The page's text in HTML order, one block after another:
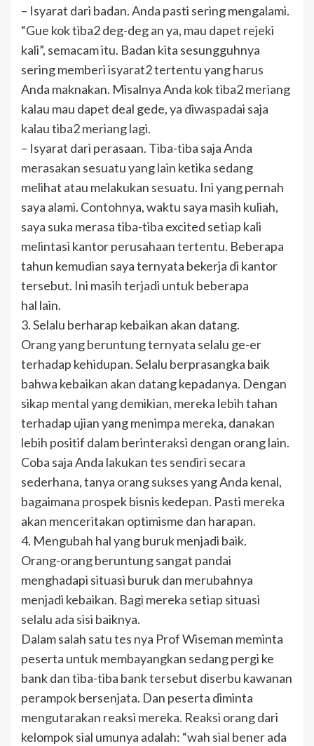
– Isyarat dari badan. Anda pasti sering mengalami.
“Gue kok tiba2 deg-deg an ya, mau dapet rejeki
kali”, semacam itu. Badan kita sesungguhnya
sering memberi isyarat2 tertentu yang harus
Anda maknakan. Misalnya Anda kok tiba2 meriang
kalau mau dapet deal gede, ya diwaspadai saja
kalau tiba2 meriang lagi.
– Isyarat dari perasaan. Tiba-tiba saja Anda
merasakan sesuatu yang lain ketika sedang
melihat atau melakukan sesuatu. Ini yang pernah
saya alami. Contohnya, waktu saya masih kuliah,
saya suka merasa tiba-tiba excited setiap kali
melintasi kantor perusahaan tertentu. Beberapa
tahun kemudian saya ternyata bekerja di kantor
tersebut. Ini masih terjadi untuk beberapa
hal lain.
3. Selalu berharap kebaikan akan datang.
Orang yang beruntung ternyata selalu ge-er
terhadap kehidupan. Selalu berprasangka baik
bahwa kebaikan akan datang kepadanya. Dengan
sikap mental yang demikian, mereka lebih tahan
terhadap ujian yang menimpa mereka, danakan
lebih positif dalam berinteraksi dengan orang lain.
Coba saja Anda lakukan tes sendiri secara
sederhana, tanya orang sukses yang Anda kenal,
bagaimana prospek bisnis kedepan. Pasti mereka
akan menceritakan optimisme dan harapan.
4. Mengubah hal yang buruk menjadi baik.
Orang-orang beruntung sangat pandai
menghadapi situasi buruk dan merubahnya
menjadi kebaikan. Bagi mereka setiap situasi
selalu ada sisi baiknya.
Dalam salah satu tes nya Prof Wiseman meminta
peserta untuk membayangkan sedang pergi ke
bank dan tiba-tiba bank tersebut diserbu kawanan
perampok bersenjata. Dan peserta diminta
mengutarakan reaksi mereka. Reaksi orang dari
kelompok sial umunya adalah: “wah sial bener ada